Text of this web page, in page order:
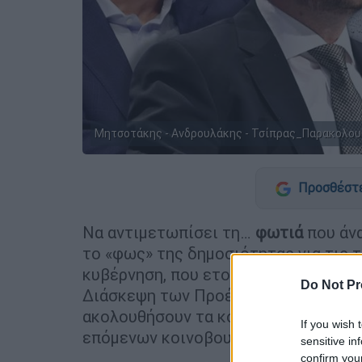
Do Not
If you wish
sensitive
confirm
Μητσοτάκης - Ανδρουλάκης -
Να αντιμετωπίσει τη… φωτιάπου
το «φως» της δημοσιότητας για τις
κυβέρνηση, που ετοιμάζεται για
Διάσκεψη των Προέδρων σήμερα θα
ακολουθήσουν τα κόμματα, ενώ θα
επόμενων κοινοβουλευτικών